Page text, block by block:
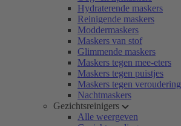
Hydraterende maskers
Reinigende maskers
Moddermaskers
Maskers van stof
Glimmende maskers
Maskers tegen mee-eters
Maskers tegen puistjes
Maskers tegen veroudering
Nachtmaskers
Gezichtsreinigers
Alle weergeven